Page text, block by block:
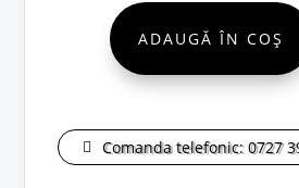
Cantitate
BeSafe
ISOfix
iZi
ADAUGĂ ÎN COȘ
Comanda telefonic: 0727